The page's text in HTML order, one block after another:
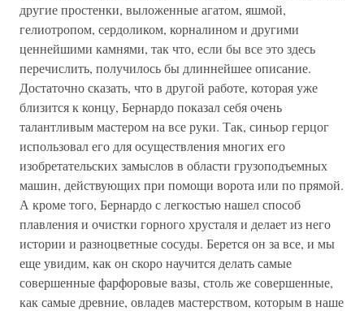
другие простенки, выложенные агатом, яшмой,
гелиотропом, сердоликом, корналином и другими
ценнейшими камнями, так что, если бы все это здесь
перечислить, получилось бы длиннейшее описание.
Достаточно сказать, что в другой работе, которая уже
близится к концу, Бернардо показал себя очень
талантливым мастером на все руки. Так, синьор герцог
использовал его для осуществления многих его
изобретательских замыслов в области грузоподъемных
машин, действующих при помощи ворота или по прямой.
А кроме того, Бернардо с легкостью нашел способ
плавления и очистки горного хрусталя и делает из него
истории и разноцветные сосуды. Берется он за все, и мы
еще увидим, как он скоро научится делать самые
совершенные фарфоровые вазы, столь же совершенные,
как самые древние, овладев мастерством, которым в наше